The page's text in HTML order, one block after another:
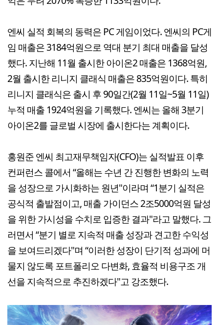
엔씨 실적 회복의 동력은 PC 게임이었다. 엔씨의 PC게
임 매출은 3184억원으로 역대 분기 최대 매출을 달성
했다. 지난해 11월 출시한 아이온2 매출은 1368억원,
2월 출시한 리니지 클래식 매출은 835억원이다. 특히
리니지 클래식은 출시 후 90일간(2월 11일~5월 11일)
누적 매출 1924억원을 기록했다. 엔씨는 올해 3분기
아이온2를 글로벌 시장에 출시한다는 계획이다.
홍원준 엔씨 최고재무책임자(CFO)는 실적발표 이후
컨퍼런스 콜에서 “올해는 수년 간 진행한 변화의 노력
을 성장으로 가시화하는 원년"이라며 “1분기 실적은
공식적 출발점이고, 매출 가이던스 2조5000억원 달성
을 위한 가시성을 수치로 입증한 결과"라고 말했다. 그
러면서 “분기 별로 지속적 매출 성장과 견고한 수익성
을 보여드리겠다"며 “이러한 성장이 단기적 성과에 머
물지 않도록 포트폴리오 다변화, 효율적 비용구조 개
선을 지속적으로 추진하겠다"고 강조했다.